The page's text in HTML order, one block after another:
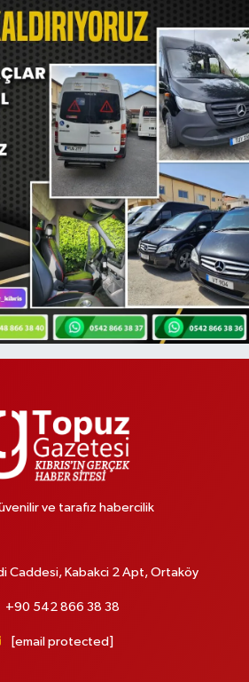
ve tarafız habercilik
Caddesi, Kabakci 2 Apt, Ortaköy
+90 542 866 38 38
[email protected]